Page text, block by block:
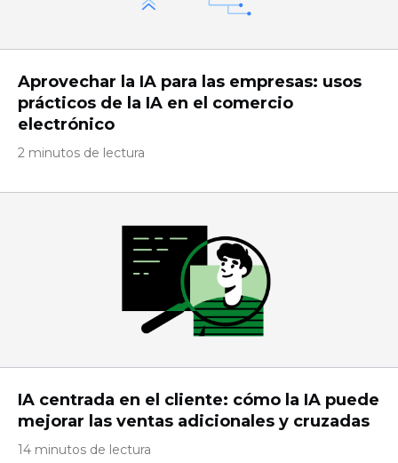
Aprovechar la IA para las empresas: usos
prácticos de la IA en el comercio
electrónico
2 minutos de lectura
IA centrada en el cliente: cómo la IA puede
mejorar las ventas adicionales y cruzadas
14 minutos de lectura